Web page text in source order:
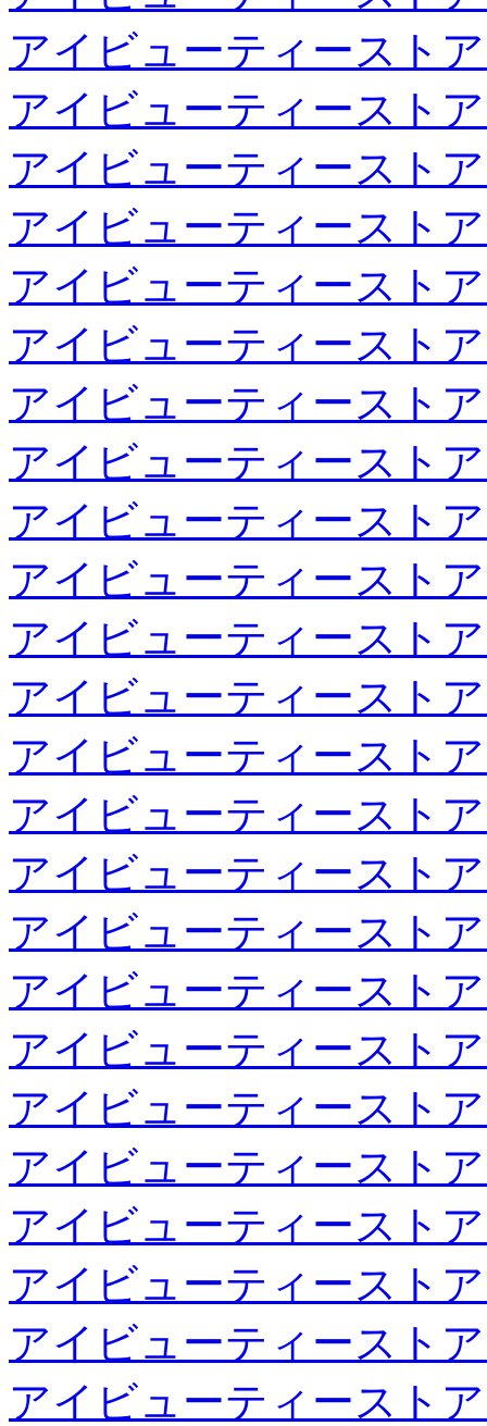
アイビューティースト
アイビューティースト
アイビューティースト
アイビューティースト
アイビューティースト
アイビューティースト
アイビューティースト
アイビューティースト
アイビューティースト
アイビューティースト
アイビューティースト
アイビューティースト
アイビューティースト
アイビューティースト
アイビューティースト
アイビューティースト
アイビューティースト
アイビューティースト
アイビューティースト
アイビューティースト
アイビューティースト
アイビューティースト
アイビューティースト
アイビューティースト